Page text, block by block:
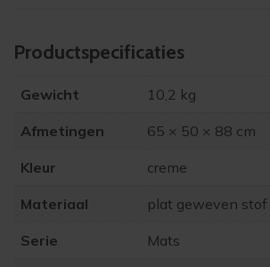
Product­specificaties
Gewicht 10,2 kg
Afmetingen 65 × 50 × 88 cm
Kleur creme
Materiaal plat geweven stof
Serie Mats